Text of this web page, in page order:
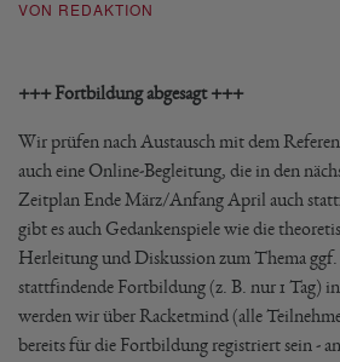
VON REDAKTION
+++ Fortbildung abgesagt +++
Wir prüfen nach Austausch mit dem
auch eine Online-Begleitung, die in den
Zeitplan Ende März/Anfang April auch
gibt es auch Gedankenspiele wie die
Herleitung und Diskussion zum Thema ggf.
stattfindende Fortbildung (z. B. nur 1 Tag)
werden wir über Racketmind (alle
bereits für die Fortbildung registriert sein -